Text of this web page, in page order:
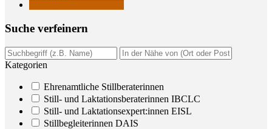
Suche ver­fei­nern
Kategorien
Ehrenamtliche Stillberaterinnen
Still- und Laktationsberaterinnen IBCLC
Still- und Laktationsexpert:innen EISL
Stillbegleiterinnen DAIS